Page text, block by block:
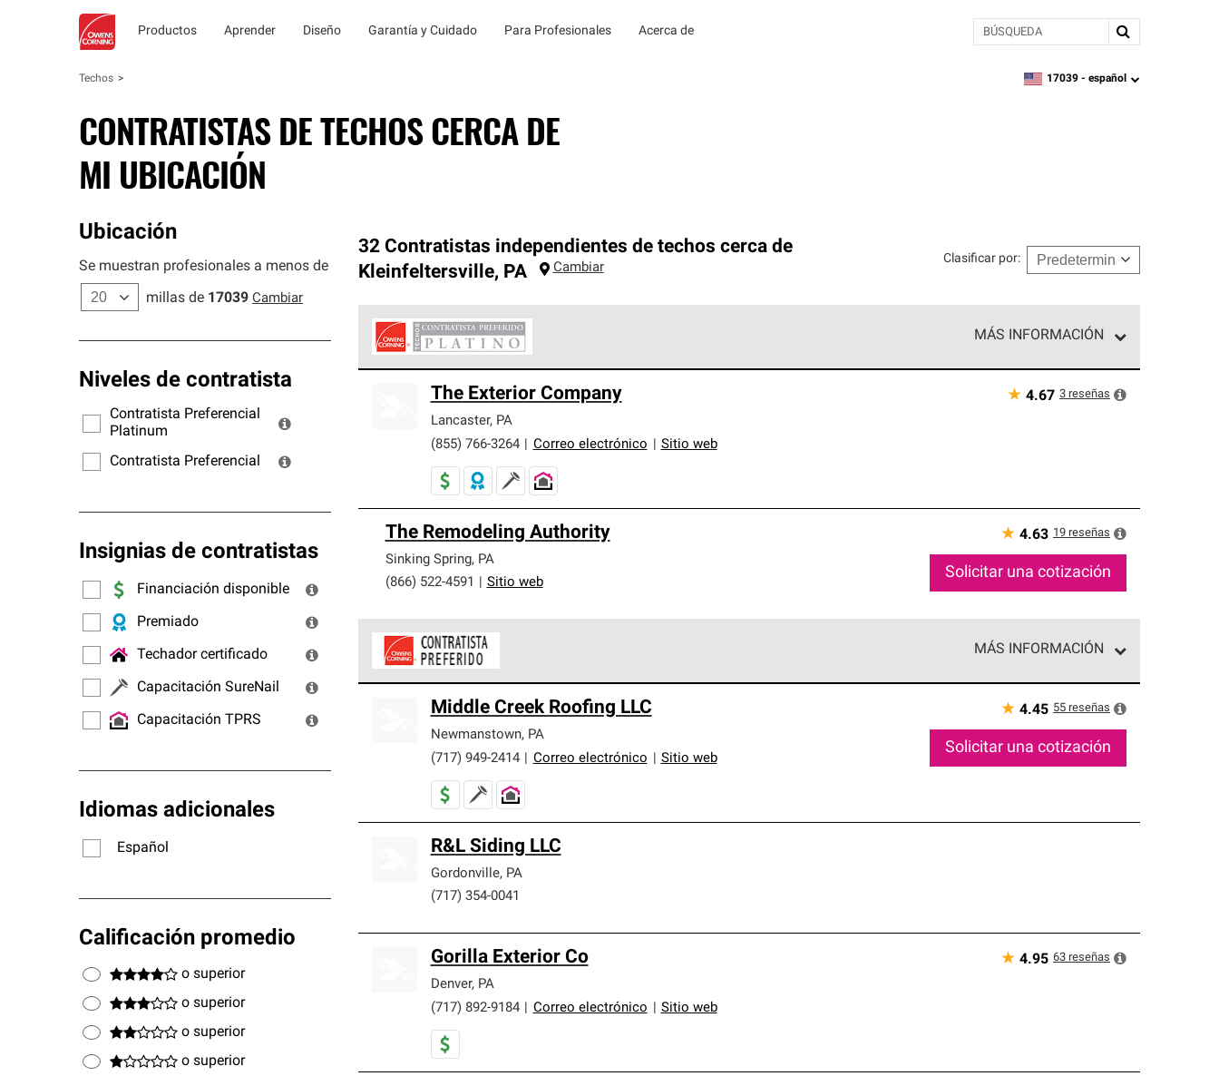
Productos Aprender Diseño Garantía y Cuidado Para Profesionales Acerca de BÚSQUEDA
Techos zipcode,language
17039 - español
CONTRATISTAS DE TECHOS CERCA DE
MI UBICACIÓN
Ubicación
Se muestran profesionales a menos de
millas de 17039 Cambiar
Niveles de contratista
Contratista Preferencial
Platinum
Contratista Preferencial
Insignias de contratistas
Financiación disponible
Premiado
Techador certificado
Capacitación SureNail
Capacitación TPRS
Idiomas adicionales
Español
Calificación promedio
o superior
o superior
o superior
o superior
32 Contratistas independientes de techos cerca de
Kleinfeltersville, PA Cambiar
Clasificar por:
MÁS INFORMACIÓN
cumplen con estándares estrictos de profesionalismo, confiabilidad y destreza incomparable. Solo ellos pueden
The Exterior Company
Lancaster, PA
(855) 766-3264
Correo electrónico Sitio web
★ 4.67 3 reseñas
The Remodeling Authority
Sinking Spring, PA
(866) 522-4591
Sitio web
★ 4.63 19 reseñas
Solicitar una cotización
MÁS INFORMACIÓN
cumplen con altos estándares y requisitos estrictos de profesionalismo y confiabilidad.
Middle Creek Roofing LLC
Newmanstown, PA
(717) 949-2414
Correo electrónico Sitio web
★ 4.45 55 reseñas
Solicitar una cotización
R&L Siding LLC
Gordonville, PA
(717) 354-0041
Gorilla Exterior Co
Denver, PA
(717) 892-9184
Correo electrónico Sitio web
★ 4.95 63 reseñas